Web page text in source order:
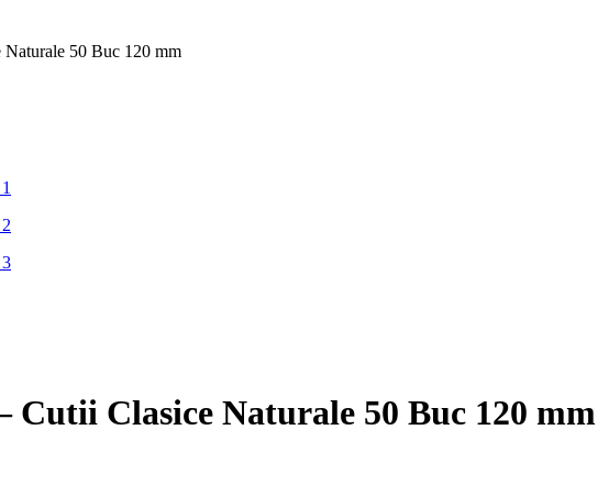
50 Buc 120 mm
Cutii Clasice Naturale 50 Buc 120 mm